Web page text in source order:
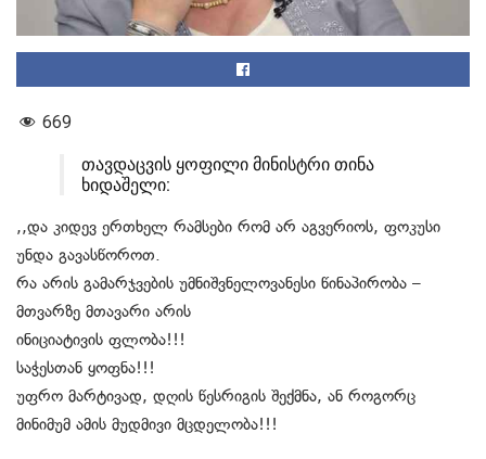
669
თავდაცვის ყოფილი მინისტრი თინა
ხიდაშელი:
,,და კიდევ ერთხელ რამსები რომ არ აგვერიოს, ფოკუსი
უნდა გავასწოროთ.
რა არის გამარჯვების უმნიშვნელოვანესი წინაპირობა –
მთვარზე მთავარი არის
ინიციატივის ფლობა!!!
საჭესთან ყოფნა!!!
უფრო მარტივად, დღის წესრიგის შექმნა, ან როგორც
მინიმუმ ამის მუდმივი მცდელობა!!!